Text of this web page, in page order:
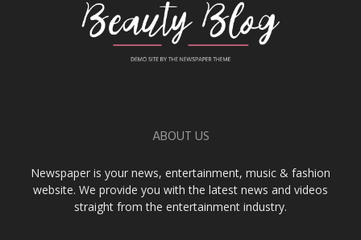
ABOUT US
Newspaper is your news, entertainment, music & fashion
website. We provide you with the latest news and videos
straight from the entertainment industry.